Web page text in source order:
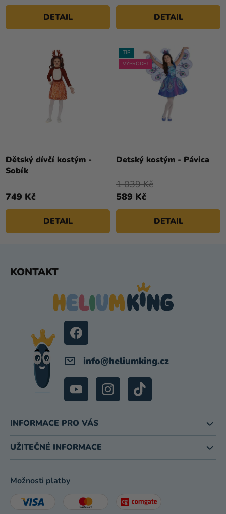
DETAIL DETAIL
Dětský dívčí kostým -
Sobík
749 Kč
DETAIL
TIP
VÝPRODEJ
Detský kostým - Pávica
589 Kč
1 039 Kč
DETAIL
KONTAKT
info@heliumking.cz
INFORMACE PRO VÁS
UŽITEČNÉ INFORMACE
Možnosti platby